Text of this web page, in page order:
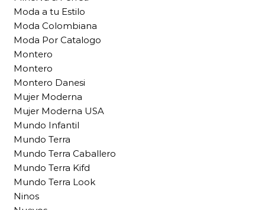
Moda a tu Estilo
Moda Colombiana
Moda Por Catalogo
Montero
Montero
Montero Danesi
Mujer Moderna
Mujer Moderna USA
Mundo Infantil
Mundo Terra
Mundo Terra Caballero
Mundo Terra Kifd
Mundo Terra Look
Ninos